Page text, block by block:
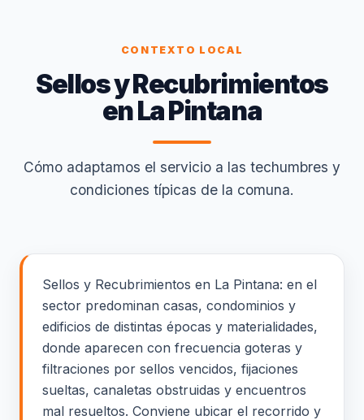
CONTEXTO LOCAL
Sellos y Recubrimientos
en La Pintana
Cómo adaptamos el servicio a las techumbres y
condiciones típicas de la comuna.
Sellos y Recubrimientos en La Pintana: en el
sector predominan casas, condominios y
edificios de distintas épocas y materialidades,
donde aparecen con frecuencia goteras y
filtraciones por sellos vencidos, fijaciones
sueltas, canaletas obstruidas y encuentros
mal resueltos. Conviene ubicar el recorrido y